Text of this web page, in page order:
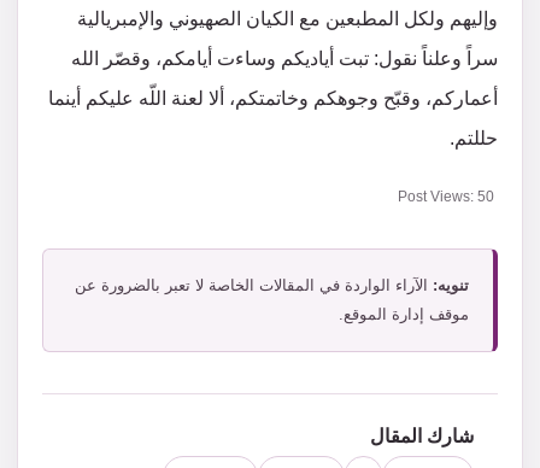
وإليهم ولكل المطبعين مع الكيان الصهيوني والإمبريالية
سراً وعلناً نقول: تبت أياديكم وساءت أيامكم، وقصّر الله
أعماركم، وقبّح وجوهكم وخاتمتكم، ألا لعنة اللّه عليكم أينما
حللتم.
Post Views: 50
تنويه: الآراء الواردة في المقالات الخاصة لا تعبر بالضرورة عن
موقف إدارة الموقع.
شارك المقال